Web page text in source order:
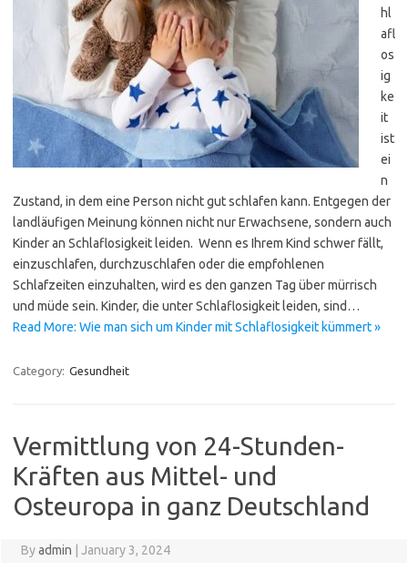
hl
afl
os
ig
ke
it
ist
ei
n
Zustand, in dem eine Person nicht gut schlafen kann. Entgegen der
landläufigen Meinung können nicht nur Erwachsene, sondern auch
Kinder an Schlaflosigkeit leiden. Wenn es Ihrem Kind schwer fällt,
einzuschlafen, durchzuschlafen oder die empfohlenen
Schlafzeiten einzuhalten, wird es den ganzen Tag über mürrisch
und müde sein. Kinder, die unter Schlaflosigkeit leiden, sind…
Read More: Wie man sich um Kinder mit Schlaflosigkeit kümmert »
Category: Gesundheit
Vermittlung von 24-Stunden-
Kräften aus Mittel- und
Osteuropa in ganz Deutschland
Byadmin January 3, 2024